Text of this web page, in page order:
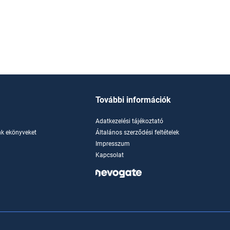
ekönyveket
További információk
Adatkezelési tájékoztató
Általános szerződési feltételek
Impresszum
Kapcsolat